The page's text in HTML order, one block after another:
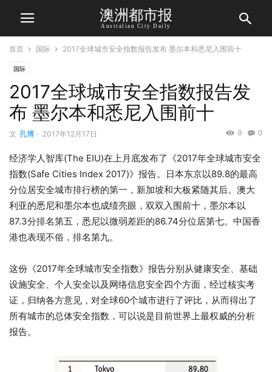
澳洲都市报
Australian City Daily
首页 国际 2017全球城市安全指数报告发布 墨尔本和悉尼入围前十
国际
2017全球城市安全指数报告发
布 墨尔本和悉尼入围前十
文 孔博 - 2017年12月17日 0
9
经济学人智库(The EIU)在上月底发布了《2017年全球城市安全
指数(Safe Cities Index 2017)》报告。日本东京以89.8的最高
分位居安全城市排行榜的第一，新加坡和大板紧随其后。澳大
利亚的悉尼和墨尔本也成绩亮眼，双双入围前十，墨尔本以
87.3分排名第五，悉尼以微弱差距的86.74分位居第七。中国香
港也表现不俗，排名第九。
这份《2017年全球城市安全指数》报告分别从健康安全、基础
设施安全、个人安全以及网络信息安全四个方面，经过核实考
证，归纳各方意见，对全球60个城市进行了评比，从而得出了
所有城市的总体安全指数，可以说是目前世界上最权威的分析
报告。